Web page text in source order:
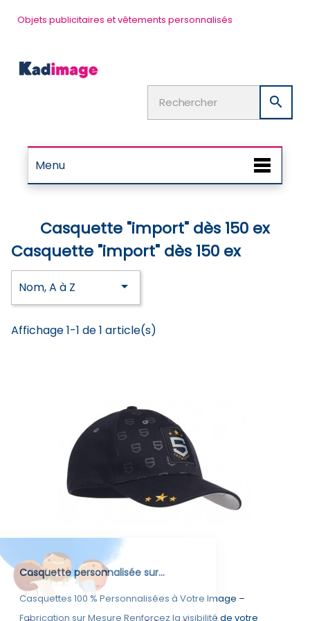
Objets publicitaires et vêtements personnalisés

Menu
Casquette "import" dès 150 ex
Casquette "import" dès 150 ex
Nom, A à Z 
Affichage 1-1 de 1 article(s)
Casquette personnalisée sur...
Casquettes 100 % Personnalisées à Votre Image –
Fabrication sur Mesure Renforcez la visibilité de votre